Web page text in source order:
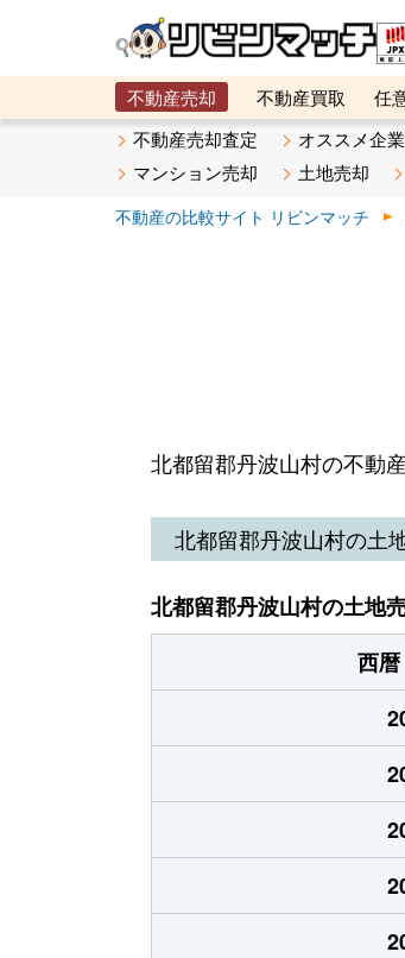
不動産売却 不動産買取 任
メタ住宅展示場
ベスト不動産カ
不動産売却査定 オススメ企
マンション売却
土地売却
不動産の比較サイト リビンマッチ
北都留郡丹波山村の不動
北都留郡丹波山村の土
北都留郡丹波山村の土地
西暦